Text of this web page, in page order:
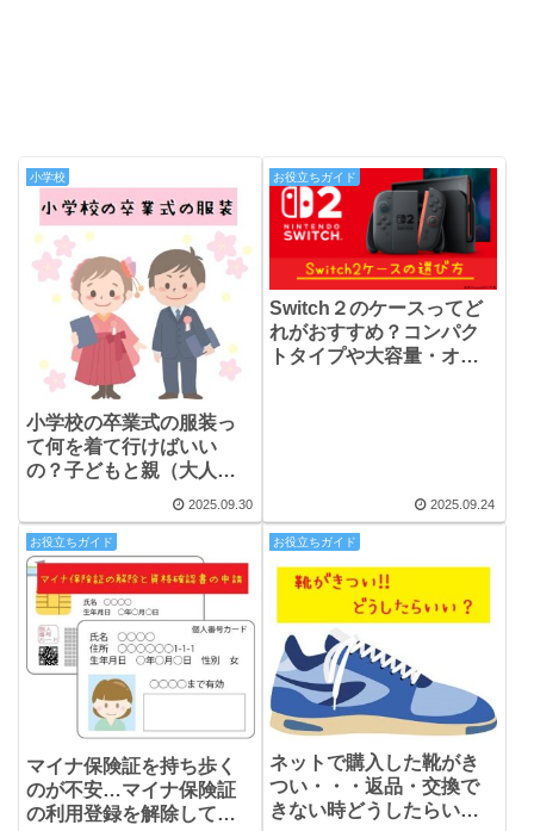
小学校
小学校の卒業式の服装っ
て何を着て行けばいい
の？子どもと親（大人）
のフォーマル服選び
2025.09.30
お役立ちガイド
Switch２のケースってど
れがおすすめ？コンパク
トタイプや大容量・オー
2025.09.24
お役立ちガイド
マイナ保険証を持ち歩く
のが不安…マイナ保険証
の利用登録を解除して、
お役立ちガイド
ネットで購入した靴がき
つい・・・返品・交換で
きない時どうしたらい